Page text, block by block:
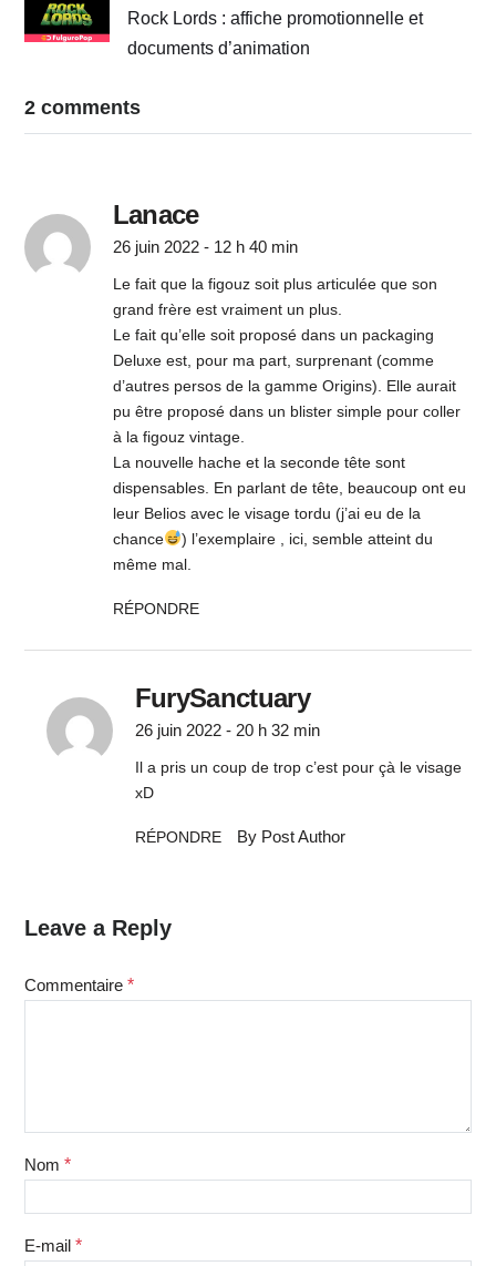
Rock Lords : affiche promotionnelle et
documents d’animation
2 comments
Lanace
26 juin 2022 - 12 h 40 min
Le fait que la figouz soit plus articulée que son
grand frère est vraiment un plus.
Le fait qu’elle soit proposé dans un packaging
Deluxe est, pour ma part, surprenant (comme
d’autres persos de la gamme Origins). Elle aurait
pu être proposé dans un blister simple pour coller
à la figouz vintage.
La nouvelle hache et la seconde tête sont
dispensables. En parlant de tête, beaucoup ont eu
leur Belios avec le visage tordu (j’ai eu de la
chance
) l’exemplaire , ici, semble atteint du
même mal.
RÉPONDRE
FurySanctuary
26 juin 2022 - 20 h 32 min
Il a pris un coup de trop c’est pour çà le visage
xD
RÉPONDRE By Post Author
Leave a Reply
Commentaire *
Nom *
E-mail *